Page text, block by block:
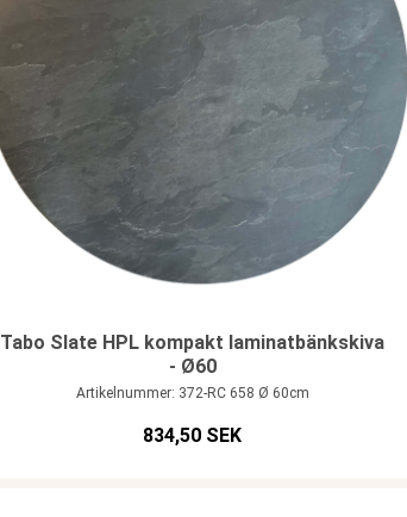
Tabo Slate HPL kompakt laminatbänkskiva
- Ø60
Artikelnummer: 372-RC 658 Ø 60cm
834,50 SEK